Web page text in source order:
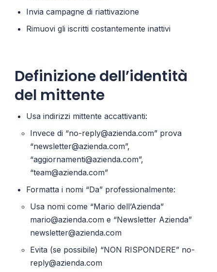
Invia campagne di riattivazione
Rimuovi gli iscritti costantemente inattivi
Definizione dell’identità
del mittente
Usa indirizzi mittente accattivanti:
Invece di “no-reply@azienda.com” prova
“newsletter@azienda.com”,
“aggiornamenti@azienda.com”,
“team@azienda.com”
Formatta i nomi “Da” professionalmente:
Usa nomi come “Mario dell’Azienda”
mario@azienda.com e “Newsletter Azienda”
newsletter@azienda.com
Evita (se possibile) “NON RISPONDERE” no-
reply@azienda.com